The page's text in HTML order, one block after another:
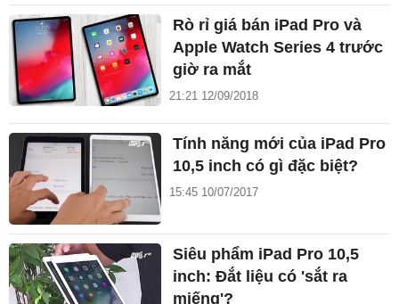
Rò rỉ giá bán iPad Pro và
Apple Watch Series 4 trước
giờ ra mắt
21:21 12/09/2018
Tính năng mới của iPad Pro
10,5 inch có gì đặc biệt?
15:45 10/07/2017
Siêu phẩm iPad Pro 10,5
inch: Đắt liệu có 'sắt ra
miếng'?